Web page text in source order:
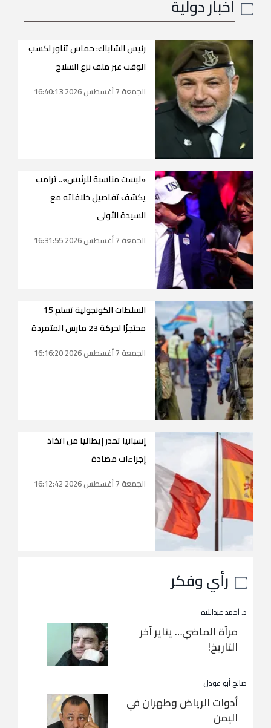
اخبار دولية
رئيس الشاباك: حماس تناور لكسب
الوقت عبر ملف نزع السلاح
الجمعة 7 أغسطس 2026 16:40:13
«ليست مناسبة للرئيس».. ترامب
يكشف تفاصيل خلافاته مع
السيدة الأولى
الجمعة 7 أغسطس 2026 16:31:55
السلطات الكونجولية تسلم 15
محتجزًا لحركة 23 مارس المتمردة
الجمعة 7 أغسطس 2026 16:16:20
إسبانيا تحذر إيطاليا من اتخاذ
إجراءات مضادة
الجمعة 7 أغسطس 2026 16:12:42
رأي وفكر
د. أحمد عبداللاه
مرآة الماضي… يناير آخر
التاريخ!
صالح أبو عوذل
أدوات الرياض وطهران في
اليمن